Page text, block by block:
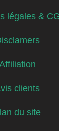
légales &
clients
du site